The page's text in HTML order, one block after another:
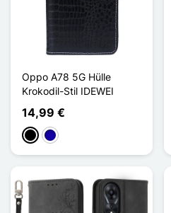
Oppo A78 5G Hülle
Krokodil-Stil IDEWEI
14,99 €
SchwarzDunkelblau